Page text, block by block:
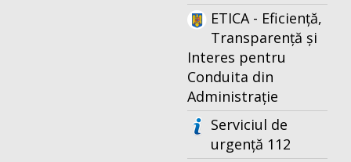
ETICA - Eficiență,
Transparență și
Interes pentru
Conduita din
Administrație
Serviciul de
urgență 112